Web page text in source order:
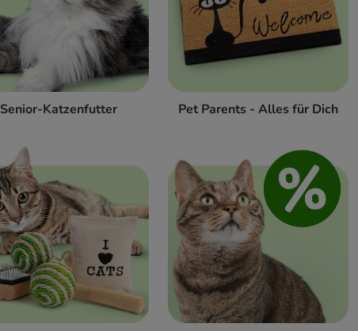
Senior-Katzenfutter Pet Parents - Alles für Dich